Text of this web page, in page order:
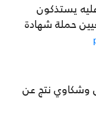
يستذكون
حملة شهادة
وشكاوي نتج عن